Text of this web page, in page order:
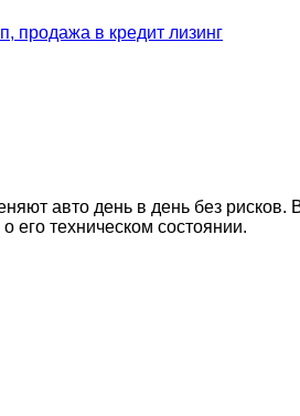
авто день в день без рисков.
его техническом состоянии.